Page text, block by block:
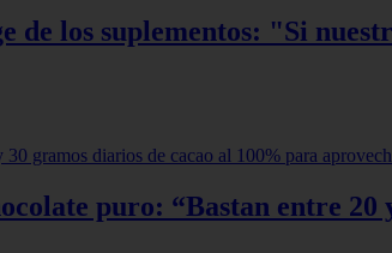
los suplementos: "Si
puro: “Bastan entre